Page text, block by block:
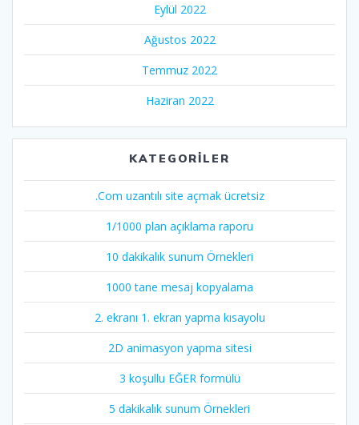
Eylül 2022
Ağustos 2022
Temmuz 2022
Haziran 2022
KATEGORILER
.Com uzantılı site açmak ücretsiz
1/1000 plan açıklama raporu
10 dakikalık sunum Örnekleri
1000 tane mesaj kopyalama
2. ekranı 1. ekran yapma kısayolu
2D animasyon yapma sitesi
3 koşullu EĞER formülü
5 dakikalık sunum Örnekleri